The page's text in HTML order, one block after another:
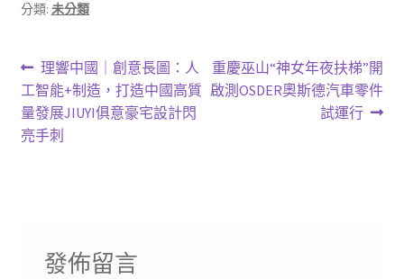
分類: 未分類
文
章
導
上
一
篇
文
理響中國｜創意長圖：人
工智能+制造，打造中國高質
量發展JIUYI俱意豪宅設計閃
亮手刺
下
一
重慶巫山“神女年夜扶梯”開
啟測OSDER奧斯德汽車零件
試運行
發佈留言